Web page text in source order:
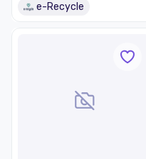
e-Recycle